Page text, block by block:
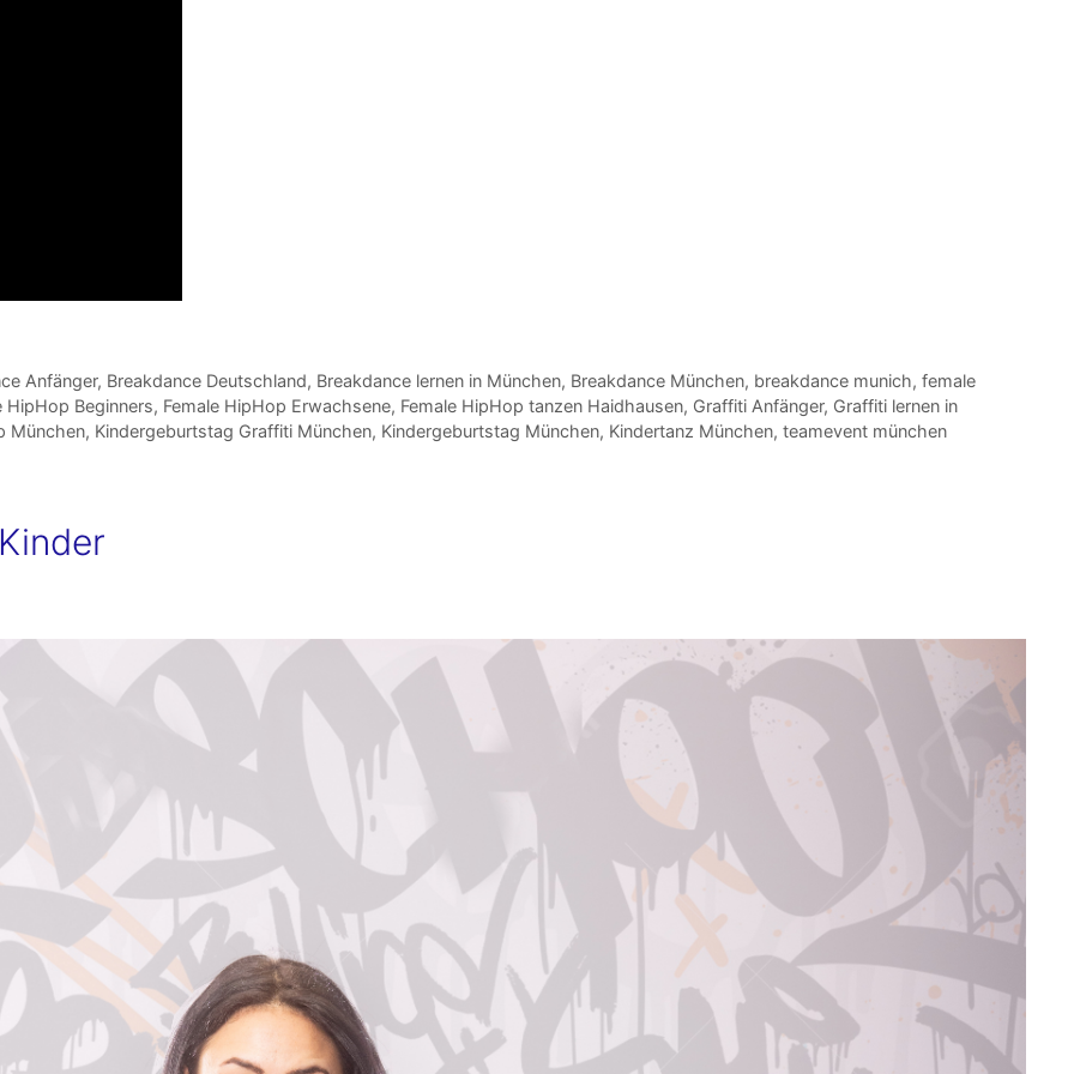
Anfänger, Breakdance Deutschland, Breakdance lernen in München, Breakdance München, breakdance munich, female
HipHop Beginners, Female HipHop Erwachsene, Female HipHop tanzen Haidhausen, Graffiti Anfänger, Graffiti lernen in
München, Kindergeburtstag Graffiti München, Kindergeburtstag München, Kindertanz München, teamevent münchen